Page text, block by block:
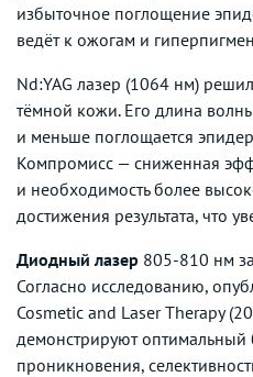
избыточное поглощение
ведёт к ожогам и
Nd:YAG лазер (1064 нм)
тёмной кожи. Его длина
и меньше поглощается
Компромисс — сниженная
и необходимость более
достижения результата, что
Диодный лазер 805-810 нм
Согласно исследованию,
Cosmetic and Laser Therapy
демонстрируют оптимальный
проникновения,